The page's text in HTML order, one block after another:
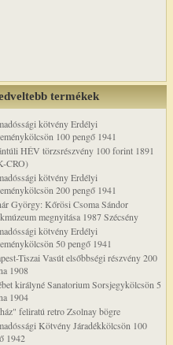
termékek
kötvény Erdélyi
100 pengő 1941
HÉV törzsrészvény 100 forint 1891
CRO)
kötvény Erdélyi
200 pengő 1941
György: Kőrösi Csoma Sándor
megnyitása 1987 Szécsény
kötvény Erdélyi
50 pengő 1941
Tiszai Vasút elsőbbségi részvény 200
1908
királyné Sanatorium Sorsjegykölcsön 5
1904
feliratú retro Zsolnay bögre
Kötvény Járadékkölcsön 100
1942